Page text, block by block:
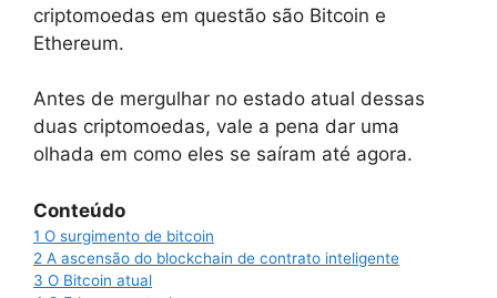
criptomoedas em questão são Bitcoin e
Ethereum.
Antes de mergulhar no estado atual dessas
duas criptomoedas, vale a pena dar uma
olhada em como eles se saíram até agora.
Conteúdo
1 O surgimento de bitcoin
2 A ascensão do blockchain de contrato inteligente
3 O Bitcoin atual